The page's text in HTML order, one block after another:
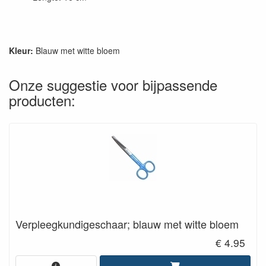
Kleur: Blauw met witte bloem
Onze suggestie voor bijpassende
producten:
Verpleegkundigeschaar; blauw met witte bloem
€ 4.95